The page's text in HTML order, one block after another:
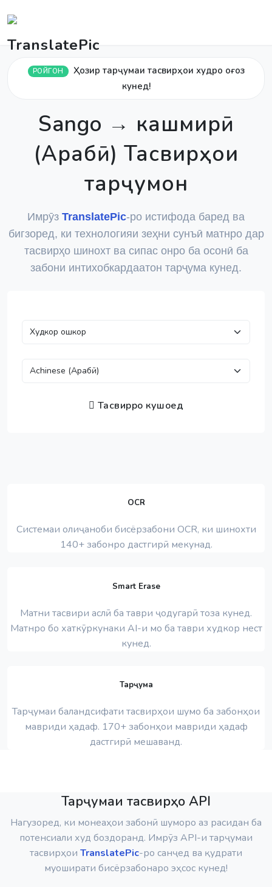
РОЙГОН
Ҳозир тарҷумаи тасвирҳои худро оғоз
кунед!
Sango → кашмирӣ
(Арабӣ) Тасвирҳои
тарҷумон
Имрӯз TranslatePic-ро истифода баред ва
бигзоред, ки технологияи зеҳни сунъӣ матнро дар
тасвирҳо шинохт ва сипас онро ба осонӣ ба
забони интихобкардаатон тарҷума кунед.
Тасвирро кушоед
OCR
Системаи олиҷаноби бисёрзабони OCR, ки шинохти
140+ забонро дастгирӣ мекунад.
Smart Erase
Матни тасвири аслӣ ба таври ҷодугарӣ тоза кунед.
Матнро бо хаткӯркунаки AI-и мо ба таври худкор нест
кунед.
Тарҷума
Тарҷумаи баландсифати тасвирҳои шумо ба забонҳои
мавриди ҳадаф. 170+ забонҳои мавриди ҳадаф
дастгирӣ мешаванд.
Тарҷумаи тасвирҳо API
Нагузоред, ки монеаҳои забонӣ шуморо аз расидан ба
потенсиали худ боздоранд. Имрӯз API-и тарҷумаи
тасвирҳои TranslatePic-ро санҷед ва қудрати
муоширати бисёрзабонаро эҳсос кунед!